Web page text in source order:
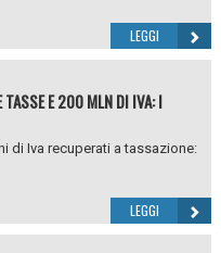
LEGGI
TASSE E 200 MLN DI IVA: I
di Iva recuperati a tassazione:
LEGGI